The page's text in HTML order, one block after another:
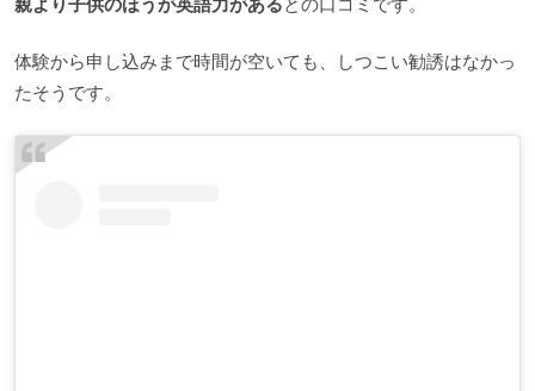
体験から申し込みまで時間が空いても、しつこい勧誘はなかっ
たそうです。